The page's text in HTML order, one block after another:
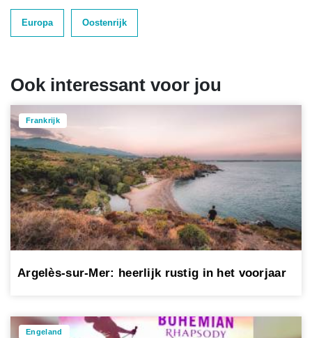
Europa Oostenrijk
Ook interessant voor jou
Frankrijk
Argelès-sur-Mer: heerlijk rustig in het voorjaar
Engeland